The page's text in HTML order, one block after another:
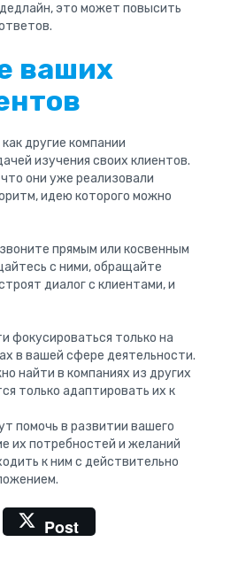
это может повысить
ваших
другие компании
изучения своих клиентов.
они уже реализовали
идею которого можно
прямым или косвенным
с ними, обращайте
диалог с клиентами, и
фокусироваться только на
в вашей сфере деятельности.
найти в компаниях из других
только адаптировать их к
помочь в развитии вашего
их потребностей и желаний
к ним с действительно
Post